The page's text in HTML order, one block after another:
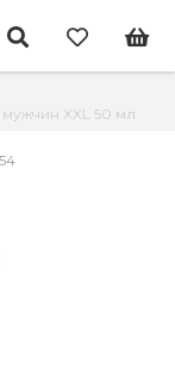
XXL 50 мл